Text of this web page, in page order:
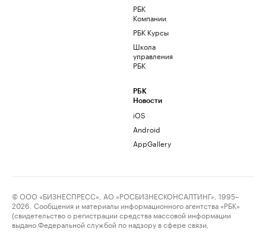
РБК
Компании
РБК Курсы
Школа
управления
РБК
РБК
Новости
iOS
Android
AppGallery
© ООО «БИЗНЕСПРЕСС», АО «РОСБИЗНЕСКОНСАЛТИНГ», 1995–
2026. Сообщения и материалы информационного агентства «РБК»
(свидетельство о регистрации средства массовой информации
выдано Федеральной службой по надзору в сфере связи,